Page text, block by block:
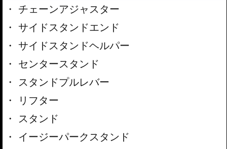
チェーンアジャスター
サイドスタンドエンド
サイドスタンドヘルパー
センタースタンド
スタンドプルレバー
リフター
スタンド
イージーパークスタンド